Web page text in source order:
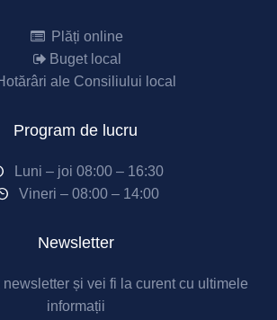
Plăți online
Buget local
ale Consiliului local
Program de lucru
Luni – joi 08:00 – 16:30
Vineri – 08:00 – 14:00
Newsletter
și vei fi la curent cu ultimele
informații